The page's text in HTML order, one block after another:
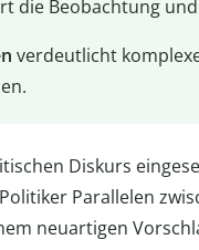
die Beobachtung
verdeutlicht
Diskurs
Parallelen
neuartigen